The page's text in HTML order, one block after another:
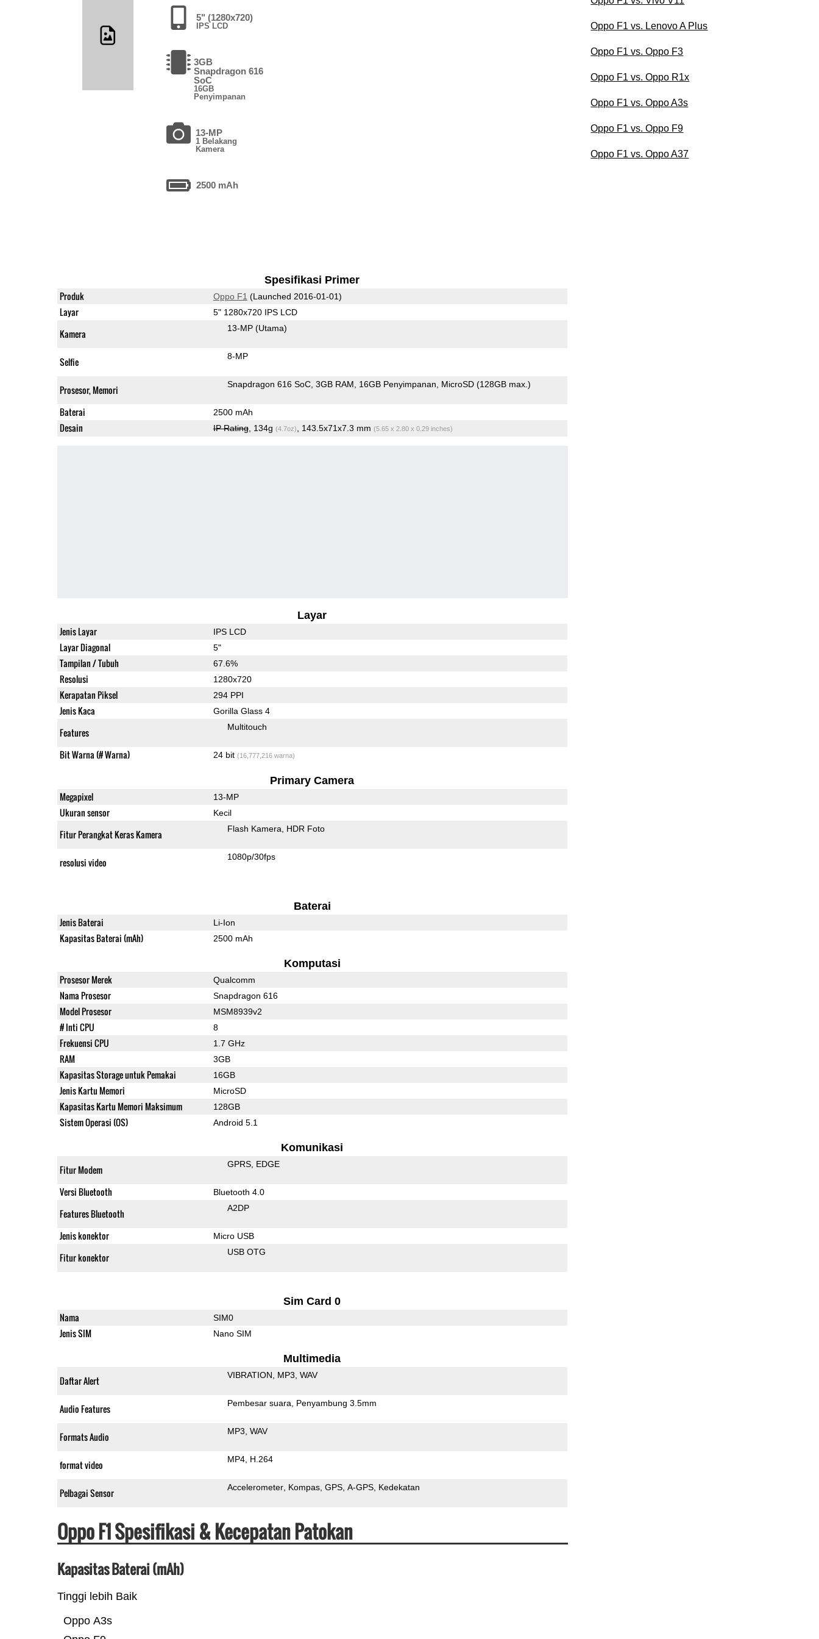
5" (1280x720)
IPS LCD
3GB
Snapdragon 616
SoC
16GB
Penyimpanan
13-MP
1 Belakang
Kamera
2500 mAh
Spesifikasi Primer
Produk Oppo F1 (Launched 2016-01-01)
Layar 5" 1280x720 IPS LCD
Kamera 13-MP (Utama)
Selfie 8-MP
Prosesor, Memori Snapdragon 616 SoC 3GB RAM 16GB Penyimpanan MicroSD (128GB max.)
Baterai 2500 mAh
Desain IP Rating, 134g (4.7oz) , 143.5x71x7.3 mm (5.65 x 2.80 x 0.29 inches)
Layar
Jenis Layar IPS LCD
Layar Diagonal 5"
Tampilan / Tubuh 67.6%
Resolusi 1280x720
Kerapatan Piksel 294 PPI
Jenis Kaca Gorilla Glass 4
Features Multitouch
Bit Warna (# Warna) 24 bit (16,777,216 warna)
Primary Camera
Megapixel 13-MP
Ukuran sensor Kecil
Fitur Perangkat Keras Kamera Flash Kamera HDR Foto
resolusi video 1080p/30fps
Baterai
Jenis Baterai Li-Ion
Kapasitas Baterai (mAh) 2500 mAh
Komputasi
Prosesor Merek Qualcomm
Nama Prosesor Snapdragon 616
Model Prosesor MSM8939v2
# Inti CPU 8
Frekuensi CPU 1.7 GHz
RAM 3GB
Kapasitas Storage untuk Pemakai 16GB
Jenis Kartu Memori MicroSD
Kapasitas Kartu Memori Maksimum 128GB
Sistem Operasi (OS) Android 5.1
Komunikasi
Fitur Modem GPRS EDGE
Versi Bluetooth Bluetooth 4.0
Features Bluetooth A2DP
Jenis konektor Micro USB
Fitur konektor USB OTG
Sim Card 0
Nama SIM0
Jenis SIM Nano SIM
Multimedia
Daftar Alert VIBRATION MP3 WAV
Audio Features Pembesar suara Penyambung 3.5mm
Formats Audio MP3 WAV
format video MP4 H.264
Pelbagai Sensor Accelerometer Kompas GPS A-GPS Kedekatan
Oppo F1 Spesifikasi & Kecepatan Patokan
Kapasitas Baterai (mAh)
Tinggi lebih Baik
Oppo A3s
Oppo F1 vs. Lenovo A Plus
Oppo F1 vs. Oppo F3
Oppo F1 vs. Oppo R1x
Oppo F1 vs. Oppo A3s
Oppo F1 vs. Oppo F9
Oppo F1 vs. Oppo A37